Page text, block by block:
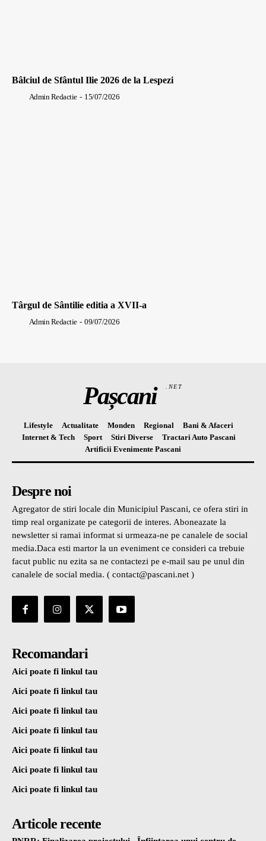
Bâlciul de Sfântul Ilie 2026 de la Lespezi
Admin Redactie - 15/07/2026
Târgul de Sântilie editia a XVII-a
Admin Redactie - 09/07/2026
Pașcani .NET
Lifestyle Actualitate Monden Regional
Bani & Afaceri
Internet & Tech
Sport Stiri Diverse
Tractari Auto Pascani
Artificii Evenimente Pascani
Despre noi
Agregator de stiri locale din Municipiul Pascani, ce ofera stiri in
timp real organizate pe categorii de interes. Aboneazate la
newsletter si ramai informat si urmeaza-ne pe canalele de social
media.Daca esti martor la un eveniment ce consideri ca trebuie
facut public nu ezita sa ne contactezi pe e-mail sau pe unul din
canalele de social media. ( contact@pascani.net )
Recomandari
Aici poate fi linkul tau
Aici poate fi linkul tau
Aici poate fi linkul tau
Aici poate fi linkul tau
Aici poate fi linkul tau
Aici poate fi linkul tau
Aici poate fi linkul tau
Articole recente